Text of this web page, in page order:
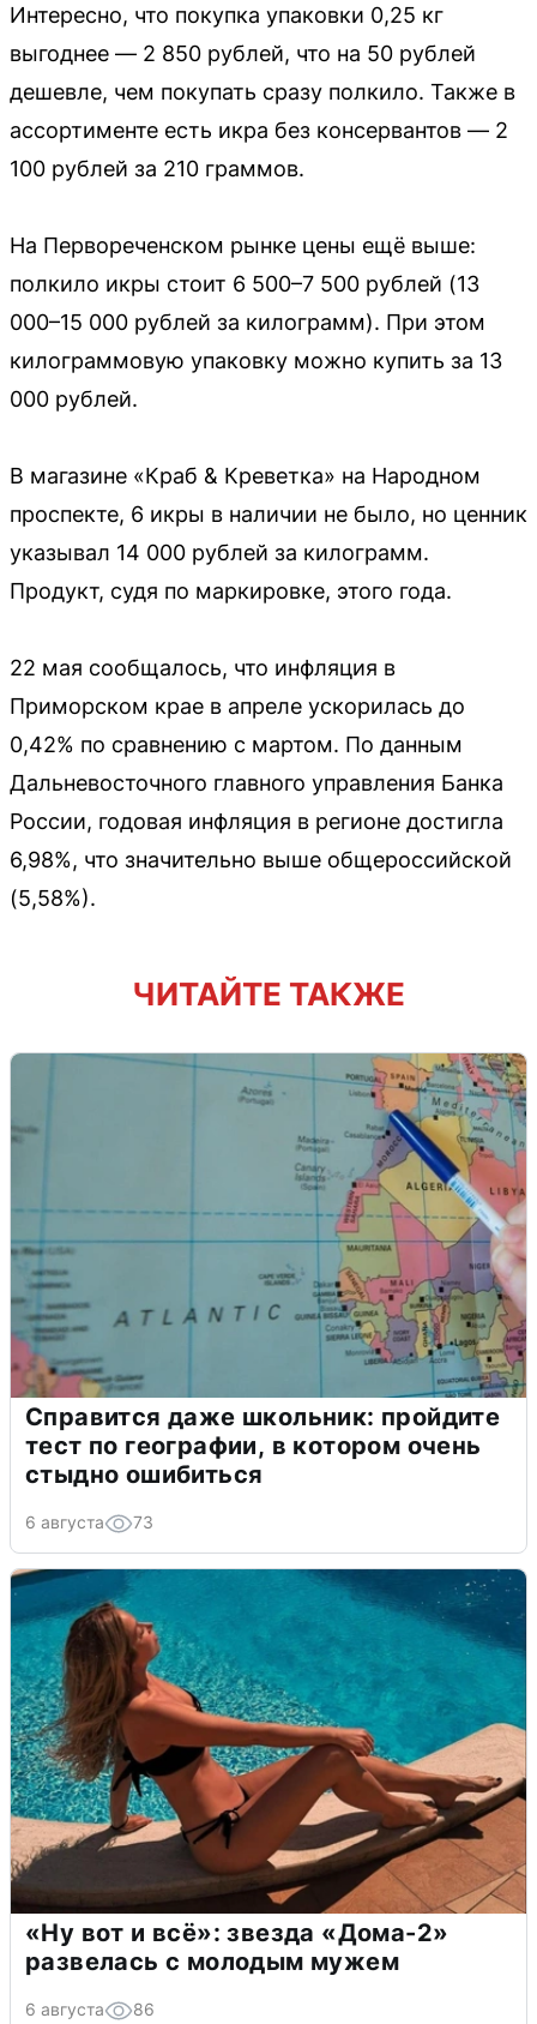
Интересно, что покупка упаковки 0,25 кг
выгоднее — 2 850 рублей, что на 50 рублей
дешевле, чем покупать сразу полкило. Также в
ассортименте есть икра без консервантов — 2
100 рублей за 210 граммов.
На Первореченском рынке цены ещё выше:
полкило икры стоит 6 500–7 500 рублей (13
000–15 000 рублей за килограмм). При этом
килограммовую упаковку можно купить за 13
000 рублей.
В магазине «Краб & Креветка» на Народном
проспекте, 6 икры в наличии не было, но ценник
указывал 14 000 рублей за килограмм.
Продукт, судя по маркировке, этого года.
22 мая сообщалось, что инфляция в
Приморском крае в апреле ускорилась до
0,42% по сравнению с мартом. По данным
Дальневосточного главного управления Банка
России, годовая инфляция в регионе достигла
6,98%, что значительно выше общероссийской
(5,58%).
ЧИТАЙТЕ ТАКЖЕ
Справится даже школьник: пройдите
тест по географии, в котором очень
стыдно ошибиться
6 августа 73
«Ну вот и всё»: звезда «Дома-2»
развелась с молодым мужем
6 августа 86